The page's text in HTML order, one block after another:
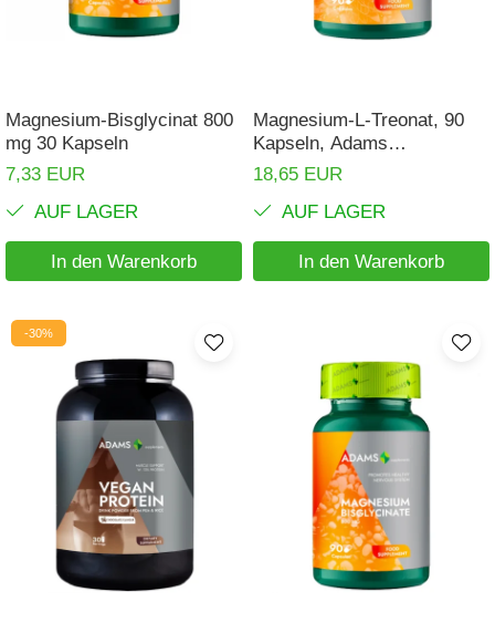
Zubehör
Shaker
Flakons
Sporttaschen
Proteinriegel
Haare, Haut und Nägel
Hormonstörungen
Immunität
Knochensystem
Kreislaufsystem
Leberschutz
Leichte Verdauung
Migräne
Muskelkrämpfe
Muskelsystem
Nervensystem
Nieren
Okulare
Potenz
Magnesium-Bisglycinat 800
mg 30 Kapseln
7,33 EUR
AUF LAGER
In den Warenkorb
Magnesium-L-Treonat, 90
Kapseln, Adams
Supplements
18,65 EUR
AUF LAGER
In den Warenkorb
-30%